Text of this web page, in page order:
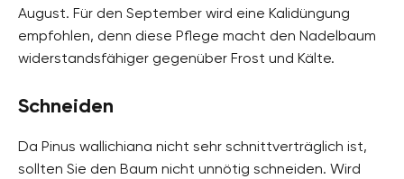
August. Für den September wird eine Kalidüngung
empfohlen, denn diese Pflege macht den Nadelbaum
widerstandsfähiger gegenüber Frost und Kälte.
Schneiden
Da Pinus wallichiana nicht sehr schnittverträglich ist,
sollten Sie den Baum nicht unnötig schneiden. Wird